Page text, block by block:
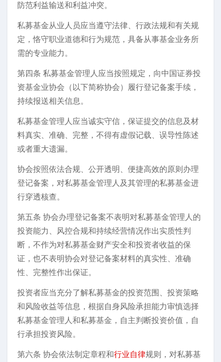
防范利益输送和利益冲突。
私募基金从业人员应当遵守法律、行政法规和有关规
定，恪守职业道德和行为规范，具备从事基金业务所
需的专业能力。
第四条 私募基金管理人应当按照规定，向中国证券投
资基金业协会（以下简称协会）履行登记备案手续，
持续报送相关信息。
私募基金管理人应当诚实守信，保证提交的信息及材
料真实、准确、完整，不得有虚假记载、误导性陈述
或者重大遗漏。
协会按照依法合规、公开透明、便捷高效的原则办理
登记备案，对私募基金管理人及其管理的私募基金进
行穿透核查。
第五条 协会办理登记备案不表明对私募基金管理人的
投资能力、风控合规和持续经营情况作出实质性判
断，不作为对私募基金财产安全和投资者收益的保
证，也不表明协会对登记备案材料的真实性、准确
性、完整性作出保证。
投资者应当充分了解私募基金的投资范围、投资策略
和风险收益等信息，根据自身风险承担能力审慎选择
私募基金管理人和私募基金，自主判断投资价值，自
行承担投资风险。
第六条 协会依法制定章程和行业自律规则，对私募基